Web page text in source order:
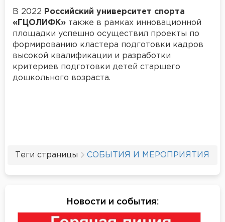
В 2022 Российский университет спорта
«ГЦОЛИФК» также в рамках инновационной
площадки успешно осуществил проекты по
формированию кластера подготовки кадров
высокой квалификации и разработки
критериев подготовки детей старшего
дошкольного возраста.
Теги страницы СОБЫТИЯ И МЕРОПРИЯТИЯ
Новости и события: